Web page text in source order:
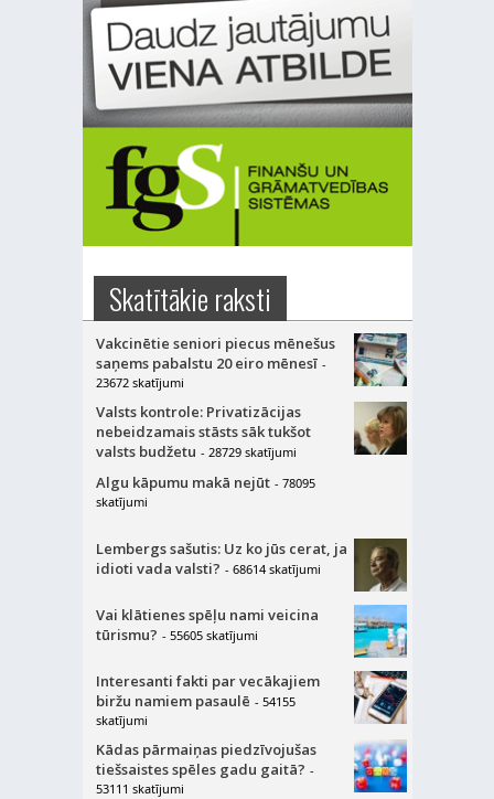
Skatītākie raksti
Vakcinētie seniori piecus mēnešus
saņems pabalstu 20 eiro mēnesī -
23672 skatījumi
Valsts kontrole: Privatizācijas
nebeidzamais stāsts sāk tukšot
valsts budžetu - 28729 skatījumi
Algu kāpumu makā nejūt - 78095
skatījumi
Lembergs sašutis: Uz ko jūs cerat, ja
idioti vada valsti? - 68614 skatījumi
Vai klātienes spēļu nami veicina
tūrismu? - 55605 skatījumi
Interesanti fakti par vecākajiem
biržu namiem pasaulē - 54155
skatījumi
Kādas pārmaiņas piedzīvojušas
tiešsaistes spēles gadu gaitā? -
53111 skatījumi